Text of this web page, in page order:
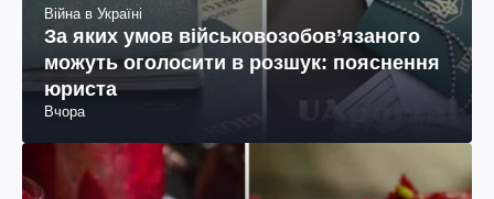
Війна в Україні
За яких умов військовозобов’язаного
можуть оголосити в розшук: пояснення
юриста
Вчора